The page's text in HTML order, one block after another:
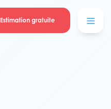
Estimation gratuite